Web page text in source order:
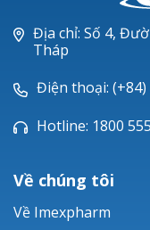
Piperacillin
Ticarlinat®
Zobacta®
Bacsulfo®
Địa chỉ: Số 4,
Tháp
Điện thoại: (+84)
Hotline: 1800
Về chúng tôi
Về Imexpharm